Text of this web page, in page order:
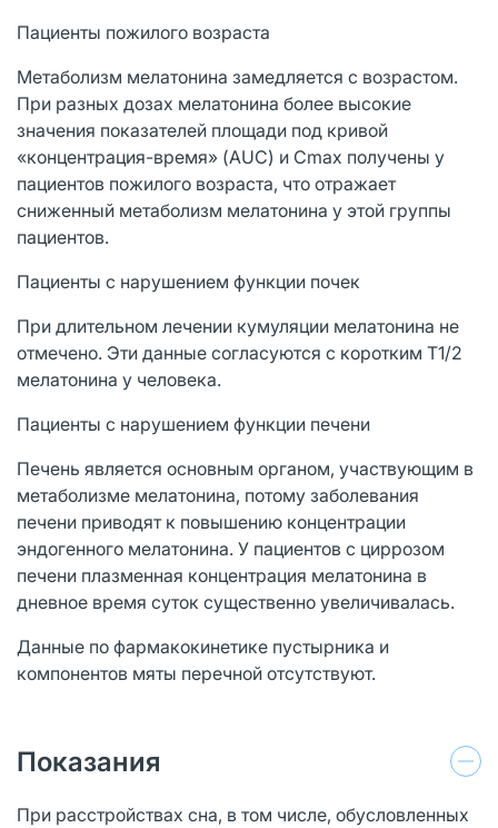
Пациенты пожилого возраста
Метаболизм мелатонина замедляется с возрастом.
При разных дозах мелатонина более высокие
значения показателей площади под кривой
«концентрация-время» (AUC) и Cmax получены у
пациентов пожилого возраста, что отражает
сниженный метаболизм мелатонина у этой группы
пациентов.
Пациенты с нарушением функции почек
При длительном лечении кумуляции мелатонина не
отмечено. Эти данные согласуются с коротким T1/2
мелатонина у человека.
Пациенты с нарушением функции печени
Печень является основным органом, участвующим в
метаболизме мелатонина, потому заболевания
печени приводят к повышению концентрации
эндогенного мелатонина. У пациентов с циррозом
печени плазменная концентрация мелатонина в
дневное время суток существенно увеличивалась.
Данные по фармакокинетике пустырника и
компонентов мяты перечной отсутствуют.
Показания
При расстройствах сна, в том числе, обусловленных